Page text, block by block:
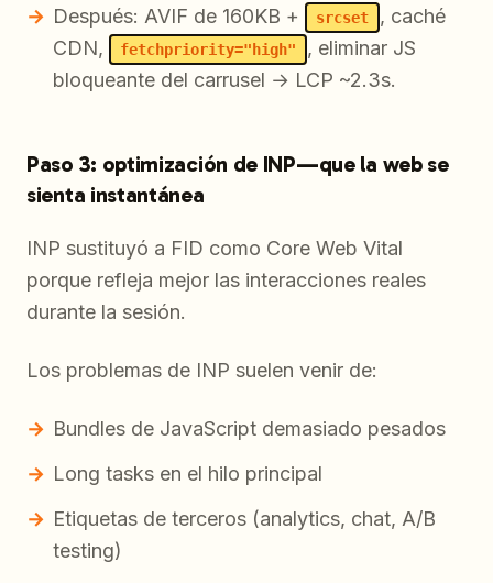
Después: AVIF de 160KB +
srcset
, caché
CDN,
fetchpriority="high"
, eliminar JS
bloqueante del carrusel → LCP ~2.3s.
Paso 3: optimización de INP—que la web se
sienta instantánea
INP sustituyó a FID como Core Web Vital
porque refleja mejor las interacciones reales
durante la sesión.
Los problemas de INP suelen venir de:
Bundles de JavaScript demasiado pesados
Long tasks en el hilo principal
Etiquetas de terceros (analytics, chat, A/B
testing)